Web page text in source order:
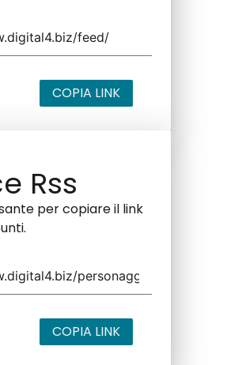
COPIA LINK
Rss
per copiare il link
COPIA LINK